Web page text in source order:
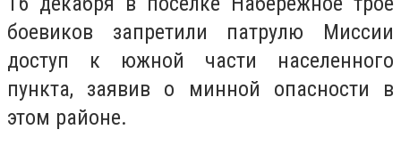
боевиков запретили патрулю Миссии
доступ к южной части населенного
пункта, заявив о минной опасности в
этом районе.